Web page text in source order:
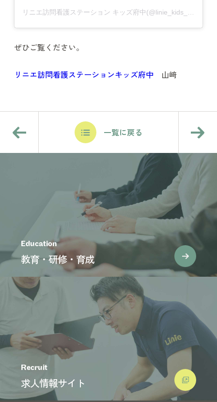
ぜひご覧ください。
リニエ訪問看護ステーションキッズ府中 山﨑
一覧に戻る
Education
教育・研修・育成
Recruit
求人情報サイト